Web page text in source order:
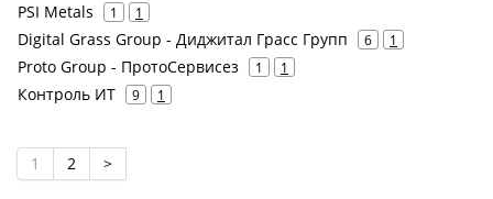
PSI Metals 1 1
Digital Grass Group - Диджитал Грасс Групп 6 1
Proto Group - ПротоСервисез 1 1
Контроль ИТ 9 1
1 2 >